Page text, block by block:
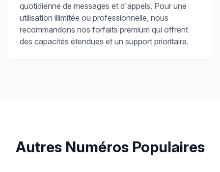
quotidienne de messages et d'appels. Pour une
utilisation illimitée ou professionnelle, nous
recommandons nos forfaits premium qui offrent
des capacités étendues et un support prioritaire.
Autres Numéros Populaires